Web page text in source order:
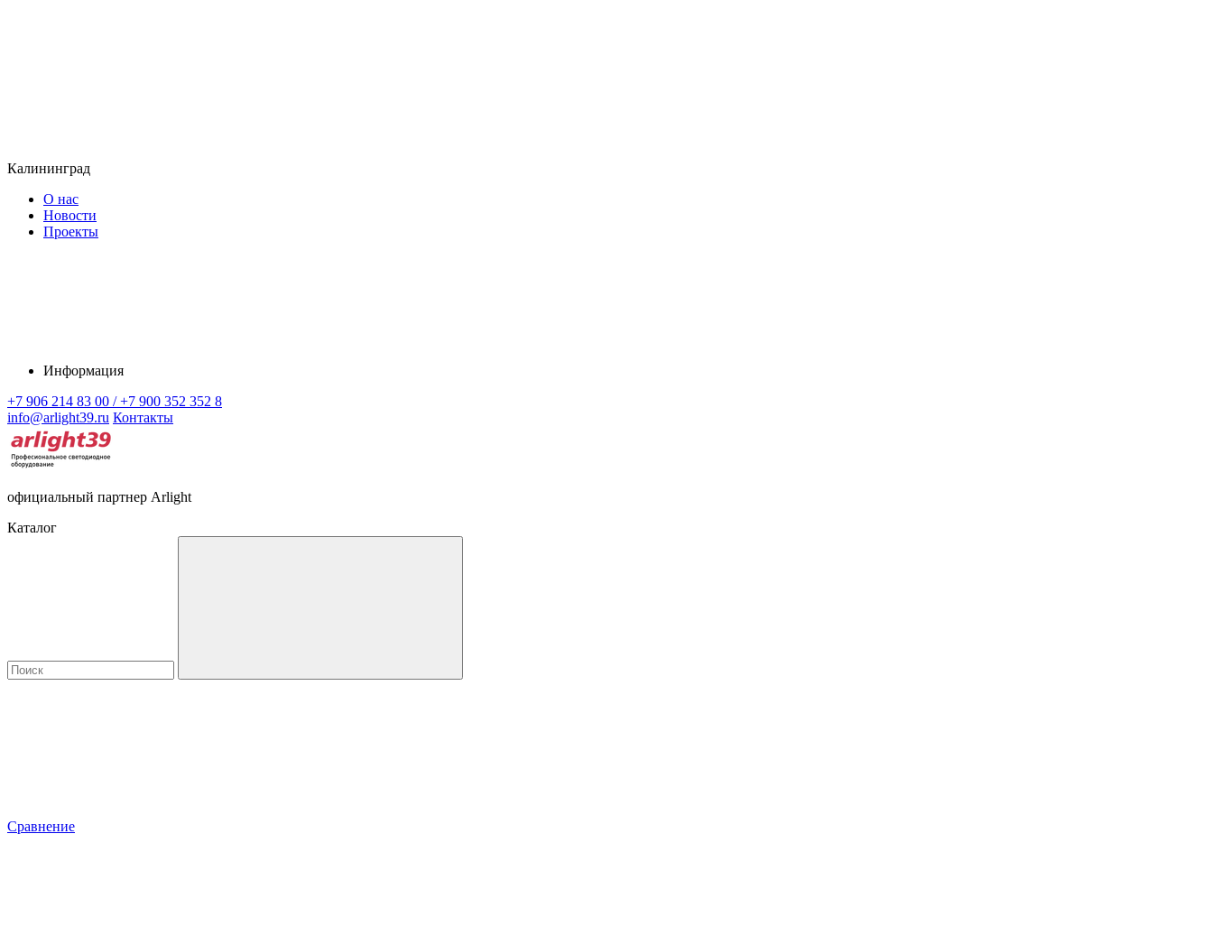
Калининград
О нас
Новости
Проекты
Информация
+7 906 214 83 00 / +7 900 352 352 8
info@arlight39.ru Контакты
официальный партнер Arlight
Каталог
Сравнение